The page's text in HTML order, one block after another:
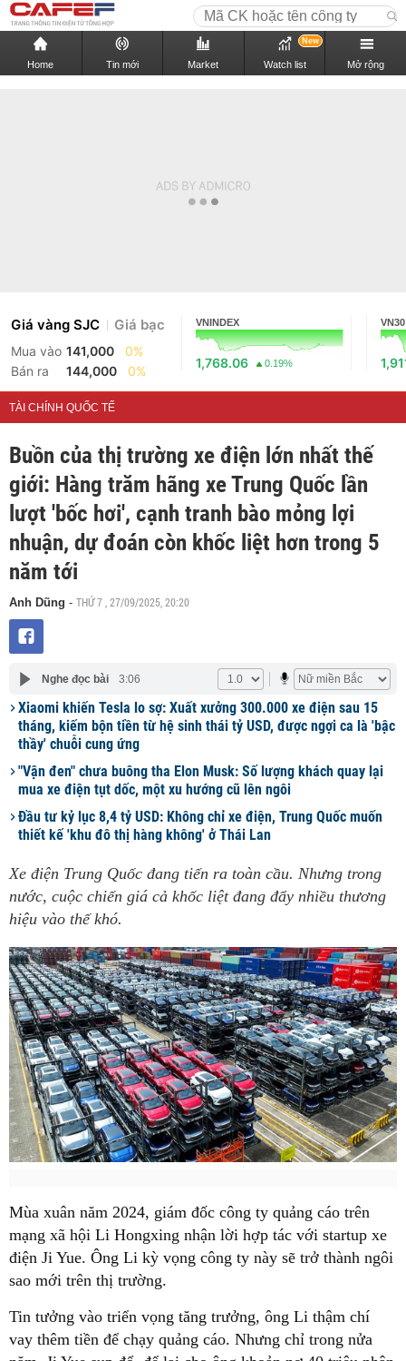
Home Tin mới Market Watch list
New
Mở rộng
Giá vàng SJC Giá bạc
Mua vào 141,000
0%
Bán ra
144,000 0%
VNINDEX
1,768.06 0.19%
VN30
TÀI CHÍNH QUỐC TẾ
Buồn của thị trường xe điện lớn nhất thế
giới: Hàng trăm hãng xe Trung Quốc lần
lượt 'bốc hơi', cạnh tranh bào mỏng lợi
nhuận, dự đoán còn khốc liệt hơn trong 5
năm tới
Anh Dũng - THỨ 7 , 27/09/2025, 20:20
Nghe đọc bài 3:06
Xiaomi khiến Tesla lo sợ: Xuất xưởng 300.000 xe điện sau 15
tháng, kiếm bộn tiền từ hệ sinh thái tỷ USD, được ngợi ca là 'bậc
thầy' chuỗi cung ứng
"Vận đen" chưa buông tha Elon Musk: Số lượng khách quay lại
mua xe điện tụt dốc, một xu hướng cũ lên ngôi
Đầu tư kỷ lục 8,4 tỷ USD: Không chỉ xe điện, Trung Quốc muốn
thiết kế 'khu đô thị hàng không' ở Thái Lan
Xe điện Trung Quốc đang tiến ra toàn cầu. Nhưng trong
nước, cuộc chiến giá cả khốc liệt đang đẩy nhiều thương
hiệu vào thế khó.
Mùa xuân năm 2024, giám đốc công ty quảng cáo trên
mạng xã hội Li Hongxing nhận lời hợp tác với startup xe
điện Ji Yue. Ông Li kỳ vọng công ty này sẽ trở thành ngôi
sao mới trên thị trường.
Tin tưởng vào triển vọng tăng trưởng, ông Li thậm chí
vay thêm tiền để chạy quảng cáo. Nhưng chỉ trong nửa